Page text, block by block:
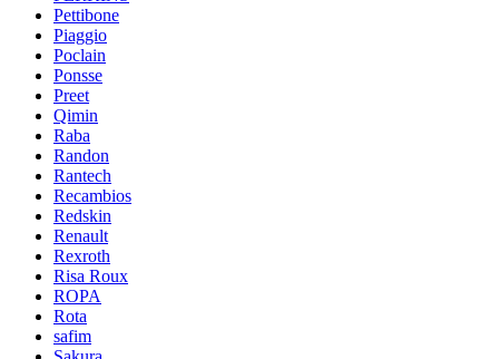
Pettibone
Piaggio
Poclain
Ponsse
Preet
Qimin
Raba
Randon
Rantech
Recambios
Redskin
Renault
Rexroth
Risa Roux
ROPA
Rota
safim